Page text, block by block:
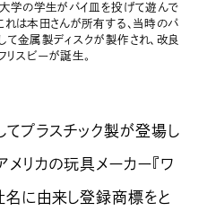
学の学生がパイ皿を投げて遊んで
れは本田さんが所有する、当時のパ
て金属製ディスクが製作され、改良
リスビーが誕生。
プラスチック製が登場し
メリカの玩具メーカー『ワ
名に由来し登録商標をと